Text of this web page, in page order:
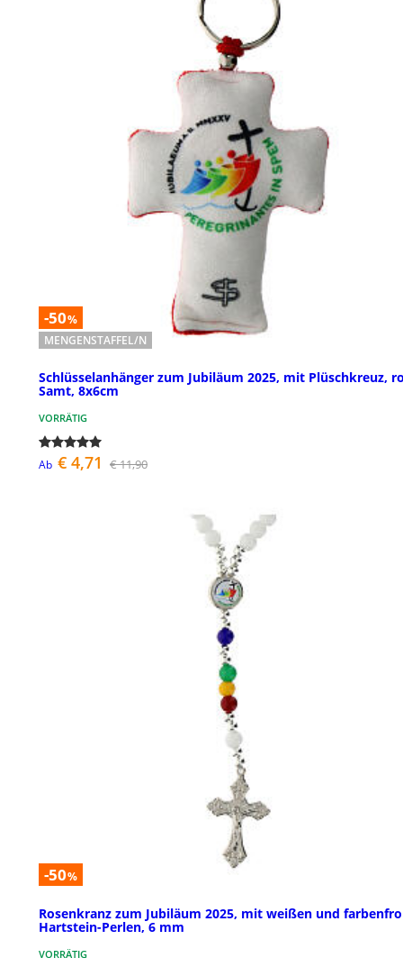
-50%
MENGENSTAFFEL/N
Schlüsselanhänger zum Jubiläum 2025, mit Plüschkreuz,
Samt, 8x6cm
VORRÄTIG
Ab € 4,71 € 11,90
-50%
Rosenkranz zum Jubiläum 2025, mit weißen und
Hartstein-Perlen, 6 mm
VORRÄTIG